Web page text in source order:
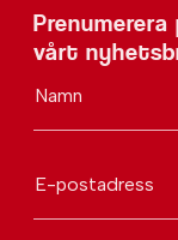
Prenumerera
vårt
Namn
E-postadress